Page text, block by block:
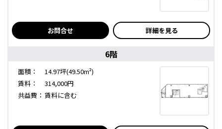
お問合せ 詳細を見る
6階
面積：
14.97坪(49.50m²)
賃料：
314,000円
共益費： 賃料に含む